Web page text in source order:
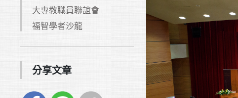
大專教職員聯誼會
福智學者沙龍
分享文章